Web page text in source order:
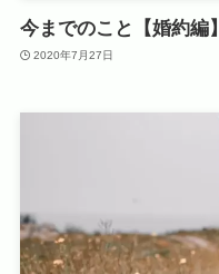
今までのこと【婚約編】
2020年7月27日